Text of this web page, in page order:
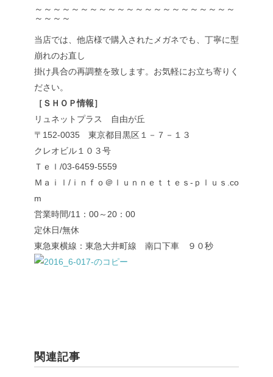
～～～～～～～～～～～～～～～～～～～～～～
～～～～
当店では、他店様で購入されたメガネでも、丁寧に型
崩れのお直し
掛け具合の再調整を致します。お気軽にお立ち寄りく
ださい。
［ＳＨＯＰ情報］
リュネットプラス 自由が丘
〒152-0035 東京都目黒区１－７－１３
クレオビル１０３号
Ｔｅｌ/03-6459-5559
Ｍａｉｌ/ｉｎｆｏ＠ｌｕｎｎｅｔｔｅｓ-ｐｌｕｓ.co
m
営業時間/11：00～20：00
定休日/無休
東急東横線：東急大井町線 南口下車 ９０秒
関連記事